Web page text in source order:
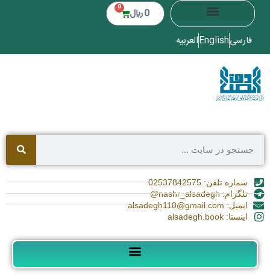
0 ﷼ 0
فارسیEnglishالعربیه
شماره تلفن: 02537842575
تلگرام: nashr_alsadegh@
ایمیل: alsadegh110@gmail.com
اینستا: alsadegh.book